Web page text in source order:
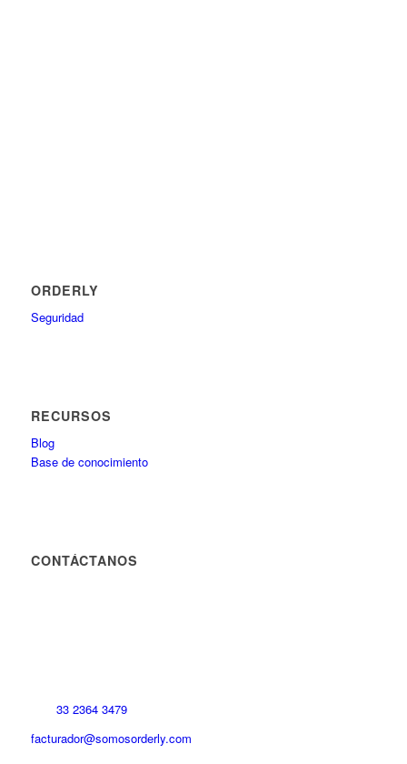
ORDERLY
Seguridad
RECURSOS
Blog
Base de conocimiento
CONTÁCTANOS
33 2364 3479
facturador@somosorderly.com